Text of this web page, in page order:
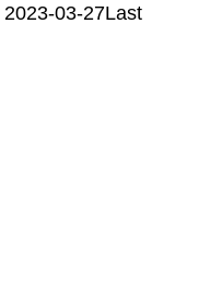
2023-03-27Last